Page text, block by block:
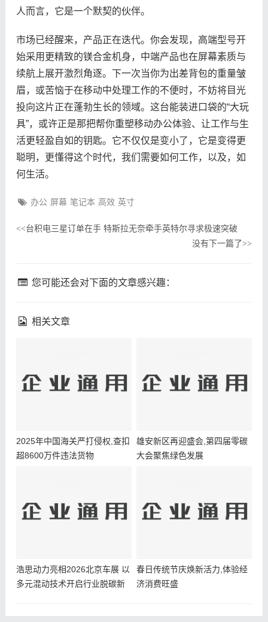
人而言，它是一个默契的伙伴。
市场已经醒来，产品正在迭代。你会发现，高端型号开
始采用更精致的镁合金机身，中端产品也在屏幕素质与
续航上展开激烈角逐。下一次当你为出差背包的重量皱
眉，或苦恼于在移动中处理工作的不便时，不妨将目光
投向这片正在蓬勃生长的领域。这台能装进口袋的“大玩
具”，或许正是那把帮你重塑移动办公体验、让工作与生
活更轻盈自如的钥匙。它不仅仅是变小了，它是变得更
聪明，更懂得这个时代，我们需要如何工作，以及，如
何生活。
办公 屏幕 笔记本 高效 英寸
<<台积电三星订单在手 特斯拉无奈牵手英特尔寻求极速突破
没有下一篇了>>
您可能还会对下面的文章感兴趣：
相关文章
2025年中国海关严打侵权,查扣
超8600万件违法货物
雄安新区再迎盛会,第四届零碳
大会聚焦绿色发展
浩思动力亮相2026北京车展 以
多元混动技术开启行业脱碳新
春日传统节庆焕新活力,体验经
济消费旺盛